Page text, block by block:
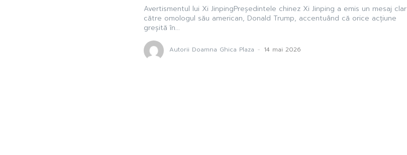
Avertismentul lui Xi JinpingPreședintele chinez Xi Jinping a emis un mesaj clar
către omologul său american, Donald Trump, accentuând că orice acțiune
greșită în...
Autorii Doamna Ghica Plaza - 14 mai 2026